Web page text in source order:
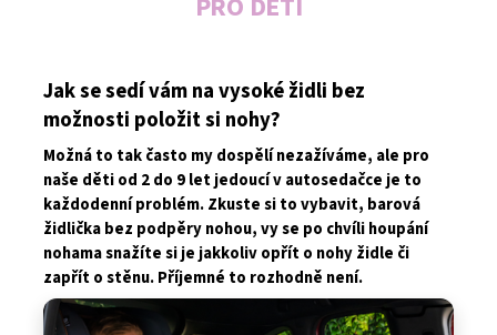
Jak se sedí vám na vysoké židli bez
možnosti položit si nohy?
Možná to tak často my dospělí nezažíváme, ale pro
naše děti od 2 do 9 let jedoucí v autosedačce je to
každodenní problém. Zkuste si to vybavit, barová
židlička bez podpěry nohou, vy se po chvíli houpání
nohama snažíte si je jakkoliv opřít o nohy židle či
zapřít o stěnu. Příjemné to rozhodně není.